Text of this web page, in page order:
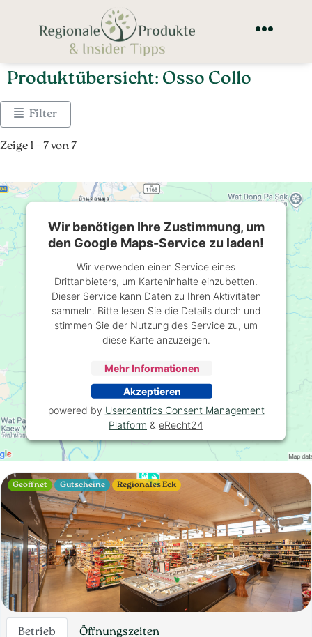
Produktübersicht: Osso Collo
Filter
Zeige 1 – 7 von 7
Betrieb Öffnungszeiten
Geöffnet Gutscheine Regionales Eck
Wir benötigen Ihre Zustimmung, um
den Google Maps-Service zu laden!
Wir verwenden einen Service eines
Drittanbieters, um Karteninhalte einzubetten.
Dieser Service kann Daten zu Ihren Aktivitäten
sammeln. Bitte lesen Sie die Details durch und
stimmen Sie der Nutzung des Service zu, um
diese Karte anzuzeigen.
Mehr Informationen
Akzeptieren
powered by Usercentrics Consent Management
Platform & eRecht24